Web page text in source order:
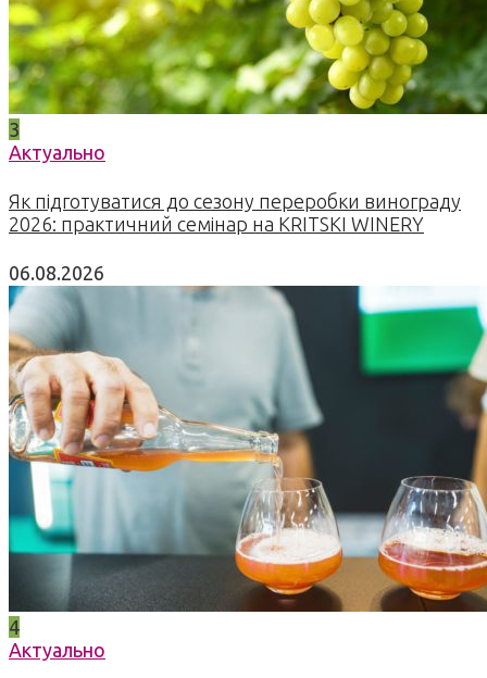
3
Актуально
Як підготуватися до сезону переробки винограду
2026: практичний семінар на KRITSKI WINERY
06.08.2026
4
Актуально